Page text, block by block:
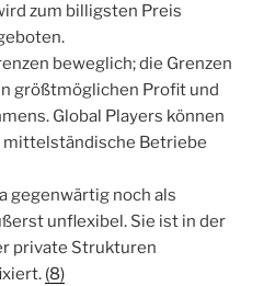
zum billigsten Preis
beweglich; die Grenzen
größtmöglichen Profit und
Global Players können
mittelständische Betriebe
gegenwärtig noch als
unflexibel. Sie ist in der
private Strukturen
(8)